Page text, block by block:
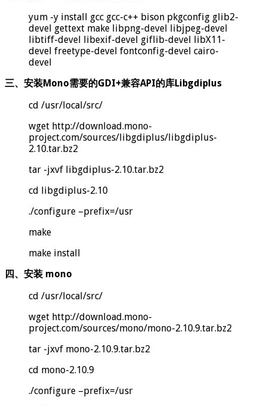
yum -y install gcc gcc-c++ bison pkgconfig glib2-
devel gettext make libpng-devel libjpeg-devel
libtiff-devel libexif-devel giflib-devel libX11-
devel freetype-devel fontconfig-devel cairo-
devel
三、安装Mono需要的GDI+兼容API的库Libgdiplus
cd /usr/local/src/
wget http://download.mono-
project.com/sources/libgdiplus/libgdiplus-
2.10.tar.bz2
tar -jxvf libgdiplus-2.10.tar.bz2
cd libgdiplus-2.10
./configure –prefix=/usr
make
make install
四、安装 mono
cd /usr/local/src/
wget http://download.mono-
project.com/sources/mono/mono-2.10.9.tar.bz2
tar -jxvf mono-2.10.9.tar.bz2
cd mono-2.10.9
./configure –prefix=/usr